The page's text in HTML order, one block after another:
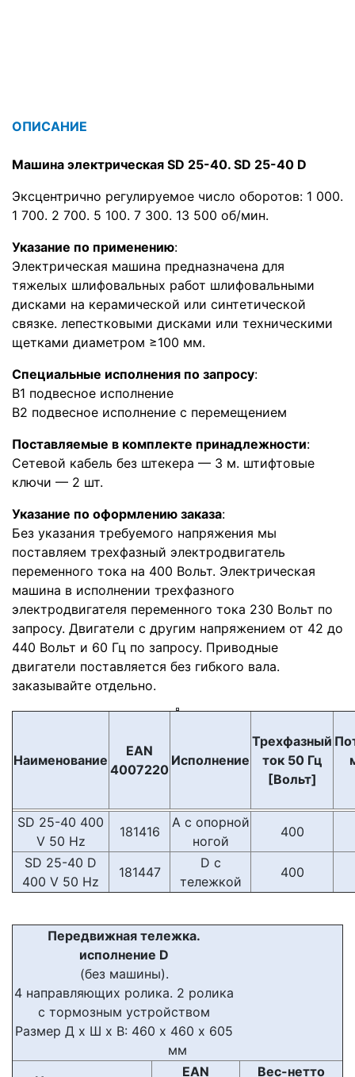
ОПИСАНИЕ
Машина электрическая SD 25-40. SD 25-40 D
Эксцентрично регулируемое число оборотов: 1 000.
1 700. 2 700. 5 100. 7 300. 13 500 об/мин.
Указание по применению:
Электрическая машина предназначена для
тяжелых шлифовальных работ шлифовальными
дисками на керамической или синтетической
связке. лепестковыми дисками или техническими
щетками диаметром ≥100 мм.
Специальные исполнения по запросу:
В1 подвесное исполнение
В2 подвесное исполнение с перемещением
Поставляемые в комплекте принадлежности:
Сетевой кабель без штекера — 3 м. штифтовые
ключи — 2 шт.
Указание по оформлению заказа:
Без указания требуемого напряжения мы
поставляем трехфазный электродвигатель
переменного тока на 400 Вольт. Электрическая
машина в исполнении трехфазного
электродвигателя переменного тока 230 Вольт по
запросу. Двигатели с другим напряжением от 42 до
440 Вольт и 60 Гц по запросу. Приводные
двигатели поставляется без гибкого вала.
заказывайте отдельно.
Наименование
EAN
4007220
Исполнение
Трехфазный
ток 50 Гц
[Вольт]
SD 25-40 400
V 50 Hz
181416
А с опорной
ногой
400
SD 25-40 D
400 V 50 Hz
181447
D с
тележкой
400
Передвижная тележка.
исполнение D
(без машины).
4 направляющих ролика. 2 ролика
с тормозным устройством
Размер Д х Ш х В: 460 х 460 х 605
мм
EAN Вес-нетто